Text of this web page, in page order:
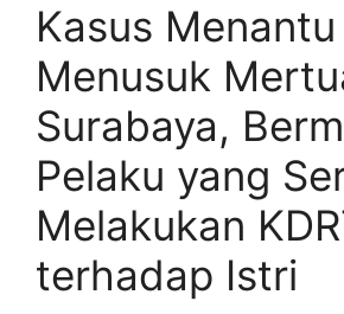
Kasus Menantu
Menusuk
Surabaya,
Pelaku yang
Melakukan
terhadap Istri